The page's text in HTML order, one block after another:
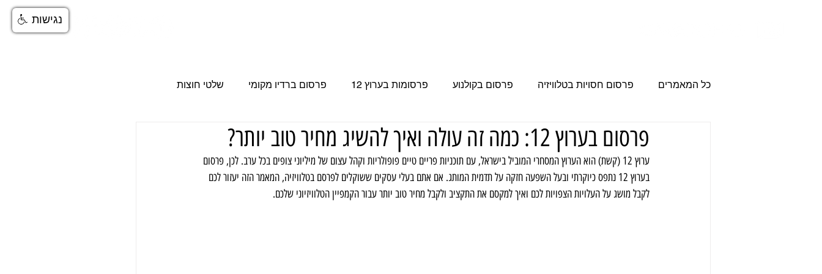
כל המאמרים פרסום חסויות בטלוויזיה פרסום בקולנוע פרסומות בערוץ 12 פרסום ברדיו מקומי שלטי חוצות
פרסום עסקים משרד פרסום פרסום בערוץ 15 עכשיו 14 פרסום בערוץ 14 פרסום ב-ynet
מודעות פרסום פרסום בערוץ הספורט
פרסום בערוץ 12: כמה זה עולה ואיך להשיג מחיר טוב יותר?
ערוץ 12 (קשת) הוא הערוץ המסחרי המוביל בישראל, עם תוכניות פריים טיים פופולריות וקהל עצום של מיליוני צופים בכל ערב. לכן, פרסום
בערוץ 12 נתפס כיוקרתי ובעל השפעה חזקה על תדמית המותג. אם אתם בעלי עסקים ששוקלים לפרסם בטלוויזיה, המאמר הזה יעזור לכם
לקבל מושג על העלויות הצפויות לכם ואיך למקסם את התקציב ולקבל מחיר טוב יותר עבור הקמפיין הטלוויזיוני שלכם.
נגישות